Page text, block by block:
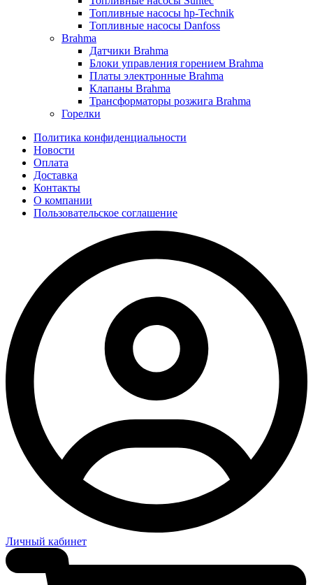
Топливные насосы hp-Technik
Топливные насосы Danfoss
Brahma
Датчики Brahma
Блоки управления горением Brahma
Платы электронные Brahma
Клапаны Brahma
Трансформаторы розжига Brahma
Горелки
Политика конфиденциальности
Новости
Оплата
Доставка
Контакты
О компании
Пользовательское соглашение
Личный кабинет